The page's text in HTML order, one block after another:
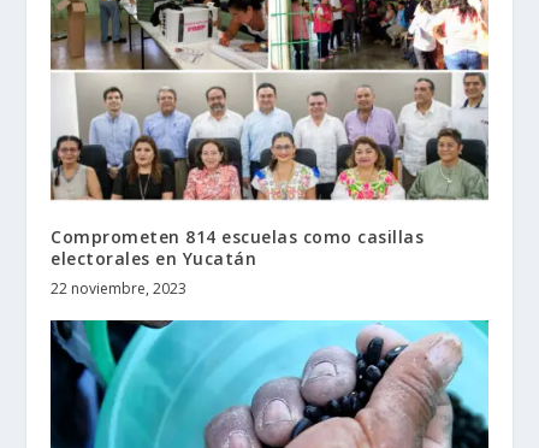
Comprometen 814 escuelas como casillas
electorales en Yucatán
22 noviembre, 2023